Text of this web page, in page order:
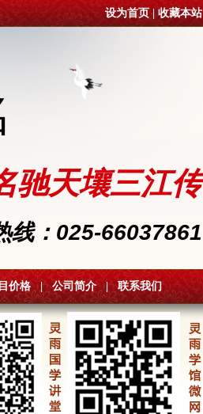
设为首页 收藏本站
驰天壤三江传
线：025-66037861
价格 公司简介 联系我们